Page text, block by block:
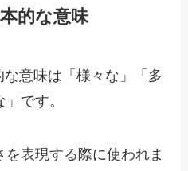
的な意味
な意味は「様々な」「多
です。
表現する際に使われま